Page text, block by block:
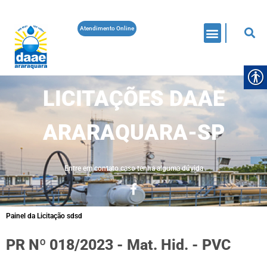
Atendimento Online
LICITAÇÕES DAAE
ARARAQUARA-SP
Entre em contato caso tenha alguma dúvida
Painel da Licitação sdsd
PR Nº 018/2023 - Mat. Hid. - PVC